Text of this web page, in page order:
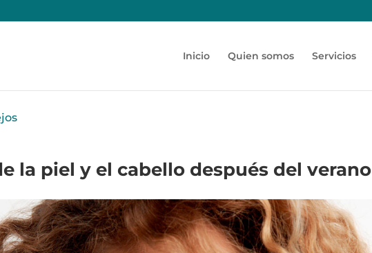
Inicio Quien somos Servicios
la piel y el cabello después del verano